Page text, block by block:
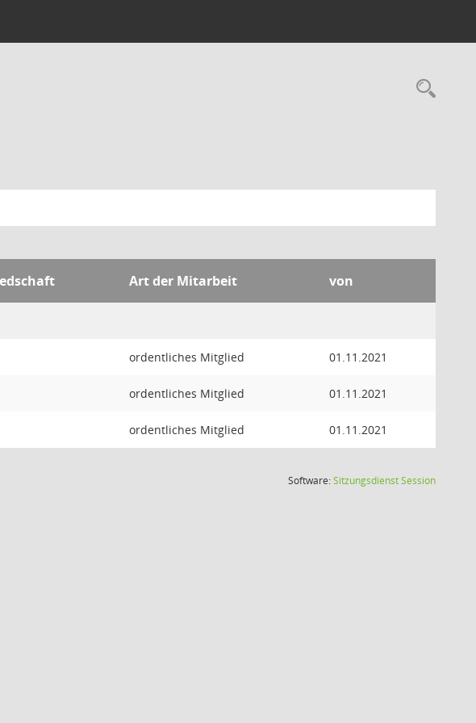
Art der Mitarbeit von
ordentliches Mitglied 01.11.2021
ordentliches Mitglied 01.11.2021
ordentliches Mitglied 01.11.2021
Software:SitzungsdienstSession(Wird in